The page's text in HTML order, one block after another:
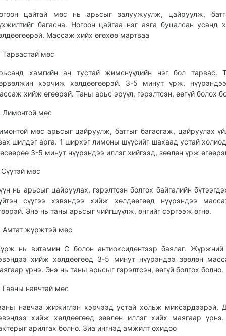
цайтай мөс нь арьсыг залуужуулж, цайруулж,
багасна. Ногоон цайгаа нэг аяга буцалсан усанд
Массаж хийх өгөхөө мартваа
Тарвастай мөс
хамгийн ач тустай жимснүүдийн нэг бол тарвас.
хэрчиж хөлдөөгөөрэй. 3-5 минут үрж,
хийж өгөөрэй. Таны арьс эрүүл, гэрэлтсэн, өөгүй болох
Лимонтой мөс
мөс арьсыг цайруулж, батгыг багасгаж, цайруулах
шилдэг арга. 1 ширхэг лимоны шүүсийг шахаад устай
3-5 минут нүүрэндээ иллэг хийгээд, зөөлөн үрж
Сүүтэй мөс
нь арьсыг цайруулах, гэрэлтсэн болгох байгалийн
сүүгээ хэвэндээ хийж хөлдөөгөөд нүүрэндээ
Энэ нь таны арьсыг чийгшүүлж, өнгийг сэргээж өгнө.
Амтат жүржтэй мөс
нь витамин C болон антиоксидентээр баялаг. Жүржний
хийж хөлдөөгөөд 3-5 минут нүүрэндээ зөөлөн
үрнэ. Энэ нь таны арьсыг гэрэлтсэн, өөгүй болгох болно.
Гааны навчтай мөс
навчаа жижиглэн хэрчээд устай хольж миксэрдээрэй.
хийж хөлдөөгөөд зөөлөн иллэг хийх маягаар
арилгах болно. Зиа ингнэд амжилт охидоо